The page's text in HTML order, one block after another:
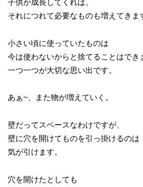
子供が成長してくれば、
それにつれて必要なものも増えてきま
小さい頃に使っていたものは
今は使わないからと捨てることはでき
一つ一つが大切な思い出です。
あぁ~、また物が増えていく。
壁だってスペースなわけですが、
壁に穴を開けてものを引っ掛けるのは
気が引けます。
穴を開けたとしても